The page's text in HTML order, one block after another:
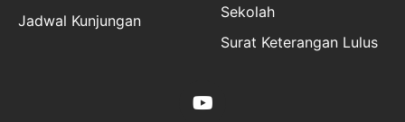
Jadwal Kunjungan
Sekolah
Surat Keterangan Lulus